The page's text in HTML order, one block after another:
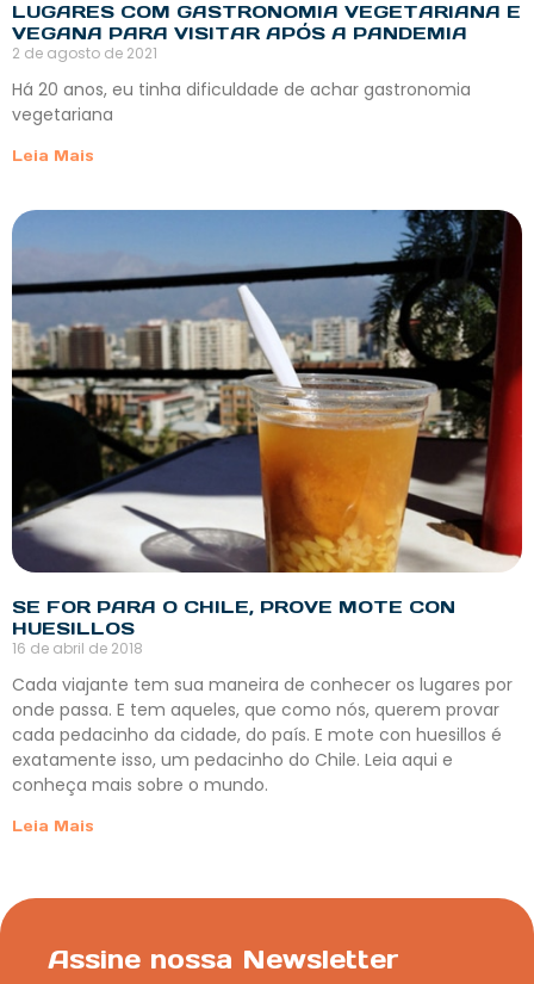
LUGARES COM GASTRONOMIA VEGETARIANA E
VEGANA PARA VISITAR APÓS A PANDEMIA
2 de agosto de 2021
Há 20 anos, eu tinha dificuldade de achar gastronomia
vegetariana
Leia Mais
SE FOR PARA O CHILE, PROVE MOTE CON
HUESILLOS
16 de abril de 2018
Cada viajante tem sua maneira de conhecer os lugares por
onde passa. E tem aqueles, que como nós, querem provar
cada pedacinho da cidade, do país. E mote con huesillos é
exatamente isso, um pedacinho do Chile. Leia aqui e
conheça mais sobre o mundo.
Leia Mais
Assine nossa Newsletter